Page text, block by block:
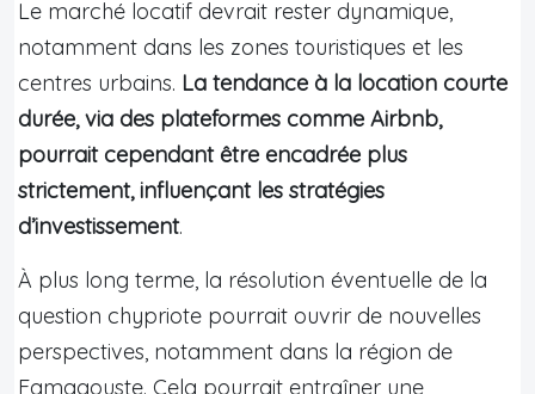
Le marché locatif devrait rester dynamique,
notamment dans les zones touristiques et les
centres urbains. La tendance à la location courte
durée, via des plateformes comme Airbnb,
pourrait cependant être encadrée plus
strictement, influençant les stratégies
d’investissement.
À plus long terme, la résolution éventuelle de la
question chypriote pourrait ouvrir de nouvelles
perspectives, notamment dans la région de
Famagouste. Cela pourrait entraîner une